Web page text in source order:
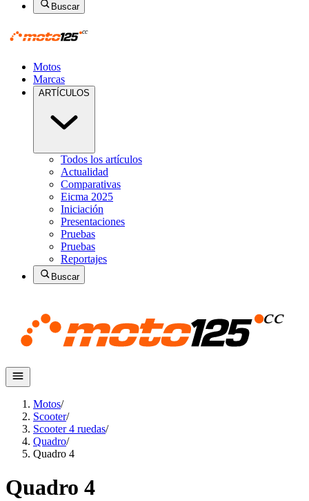
Buscar
Motos
Marcas
ARTÍCULOS
Todos los artículos
Actualidad
Comparativas
Eicma 2025
Iniciación
Presentaciones
Pruebas
Pruebas
Reportajes
Buscar
Motos/
Scooter/
Scooter 4 ruedas/
Quadro/
Quadro 4
Quadro 4